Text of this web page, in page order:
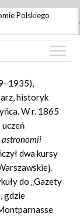
Polskiego
.
historyk
W r. 1865
uczeń
astronomii
dwa kursy
do „Gazety
gdzie